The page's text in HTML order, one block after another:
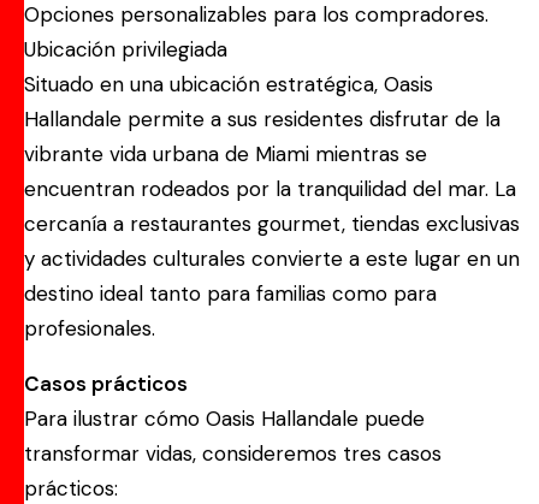
Opciones personalizables para los compradores.
Ubicación privilegiada
Situado en una ubicación estratégica, Oasis
Hallandale permite a sus residentes disfrutar de la
vibrante vida urbana de Miami mientras se
encuentran rodeados por la tranquilidad del mar. La
cercanía a restaurantes gourmet, tiendas exclusivas
y actividades culturales convierte a este lugar en un
destino ideal tanto para familias como para
profesionales.
Casos prácticos
Para ilustrar cómo Oasis Hallandale puede
transformar vidas, consideremos tres casos
prácticos: